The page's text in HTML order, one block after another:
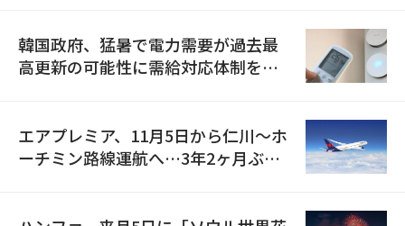
韓国政府、猛暑で電力需要が過去最
高更新の可能性に需給対応体制を点
エアプレミア、11月5日から仁川〜ホ
ーチミン路線運航へ…3年2ヶ月ぶり